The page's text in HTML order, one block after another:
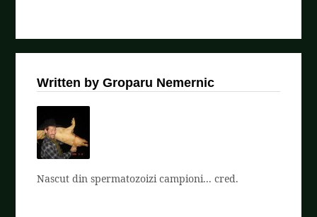
Written by Groparu Nemernic
Nascut din spermatozoizi campioni... cred.